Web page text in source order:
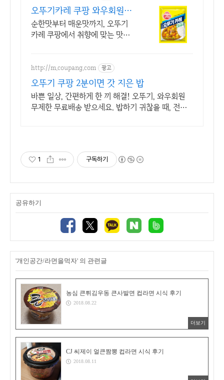
오뚜기카레 쿠팡 와우회원
무제한 무료배송
순한맛부터 매운맛까지, 오뚜기
카레 쿠팡에서 취향에 맞는 맛을
일 내 무료 반품.
http://m.coupang.com 광고
오뚜기 쿠팡 2분이면 갓 지은 밥
바쁜 일상, 간편하게 한 끼 해결! 오뚜기, 와우회원
무제한 무료배송 받으세요. 밥하기 귀찮을 때, 전자
1 구독하기
공유하기
'개인공간/라면을먹자' 의 관련글
농심 큰튀김우동 큰사발면 컵라면 시식 후기
2018.08.22
더보기
CJ 씨제이 얼큰짬뽕 컵라면 시식 후기
2018.08.11